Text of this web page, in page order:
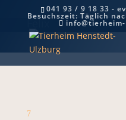
041 93 / 9 18 33 -
Besuchszeit: Täglich
Felix
7